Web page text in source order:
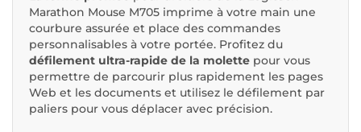
Marathon Mouse M705 imprime à votre main une
courbure assurée et place des commandes
personnalisables à votre portée. Profitez du
défilement ultra-rapide de la molette pour vous
permettre de parcourir plus rapidement les pages
Web et les documents et utilisez le défilement par
paliers pour vous déplacer avec précision.